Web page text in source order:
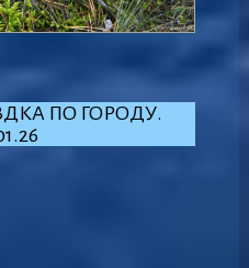
ПО ГОРОДУ.